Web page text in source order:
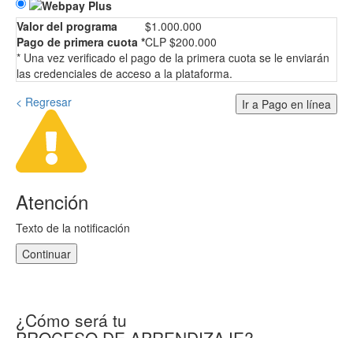
Valor del programa
$1.000.000
Pago de primera cuota *CLP $200.000
* Una vez verificado el pago de la primera cuota se le enviarán
las credenciales de acceso a la plataforma.
< Regresar
Ir a Pago en línea
Atención
Texto de la notificación
Continuar
¿Cómo será tu